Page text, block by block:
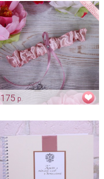
175 р.
Арт: podv_0001